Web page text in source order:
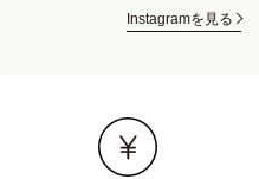
Instagramを見る